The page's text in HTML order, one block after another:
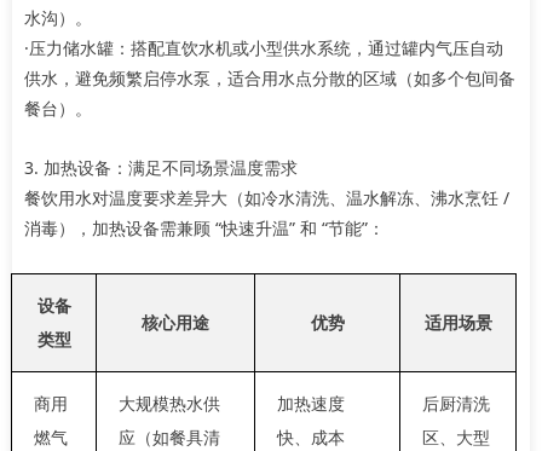
水沟）。
·压力储水罐：搭配直饮水机或小型供水系统，通过罐内气压自动
供水，避免频繁启停水泵，适合用水点分散的区域（如多个包间备
餐台）。
3. 加热设备：满足不同场景温度需求
餐饮用水对温度要求差异大（如冷水清洗、温水解冻、沸水烹饪 /
消毒），加热设备需兼顾 “快速升温” 和 “节能”：
设备
类型
核心用途 优势 适用场景
商用
燃气
大规模热水供
应（如餐具清
加热速度
快、成本
后厨清洗
区、大型